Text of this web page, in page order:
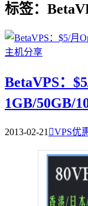
标签：
BetaVPS：
1GB/50GB/
2013-02-21 VPS优